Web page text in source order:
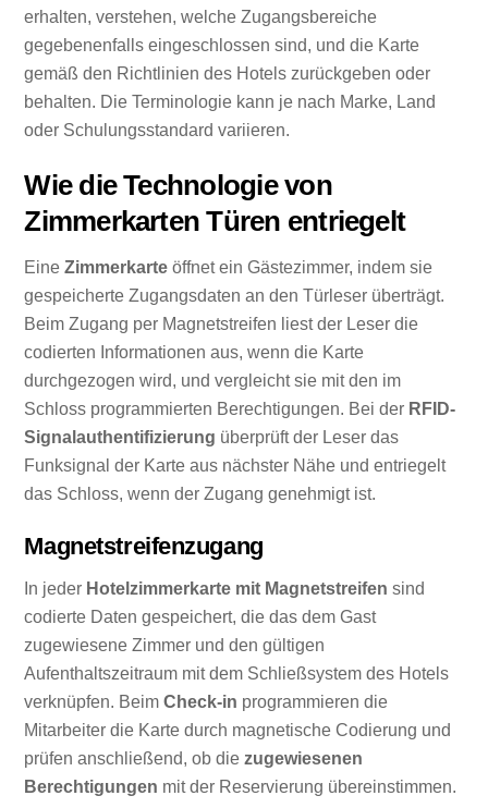
erhalten, verstehen, welche Zugangsbereiche
gegebenenfalls eingeschlossen sind, und die Karte
gemäß den Richtlinien des Hotels zurückgeben oder
behalten. Die Terminologie kann je nach Marke, Land
oder Schulungsstandard variieren.
Wie die Technologie von
Zimmerkarten Türen entriegelt
EineZimmerkarte öffnet ein Gästezimmer, indem sie
gespeicherte Zugangsdaten an den Türleser überträgt.
Beim Zugang per Magnetstreifen liest der Leser die
codierten Informationen aus, wenn die Karte
durchgezogen wird, und vergleicht sie mit den im
Schloss programmierten Berechtigungen. Bei der RFID-
Signalauthentifizierung überprüft der Leser das
Funksignal der Karte aus nächster Nähe und entriegelt
das Schloss, wenn der Zugang genehmigt ist.
Magnetstreifenzugang
In jeder Hotelzimmerkarte mit Magnetstreifen sind
codierte Daten gespeichert, die das dem Gast
zugewiesene Zimmer und den gültigen
Aufenthaltszeitraum mit dem Schließsystem des Hotels
verknüpfen. BeimCheck-in programmieren die
Mitarbeiter die Karte durch magnetische Codierung und
prüfen anschließend, ob diezugewiesenen
Berechtigungen mit der Reservierung übereinstimmen.